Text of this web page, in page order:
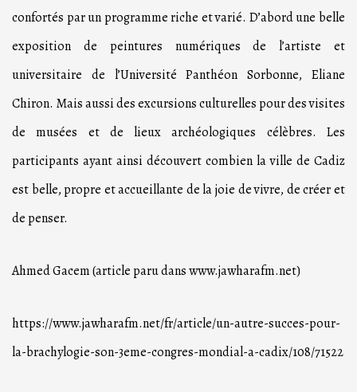
confortés par un programme riche et varié. D’abord une belle
exposition de peintures numériques de l’artiste et
universitaire de l’Université Panthéon Sorbonne, Eliane
Chiron. Mais aussi des excursions culturelles pour des visites
de musées et de lieux archéologiques célèbres. Les
participants ayant ainsi découvert combien la ville de Cadiz
est belle, propre et accueillante de la joie de vivre, de créer et
de penser.
Ahmed Gacem (article paru dans www.jawharafm.net)
https://www.jawharafm.net/fr/article/un-autre-succes-pour-
la-brachylogie-son-3eme-congres-mondial-a-cadix/108/71522